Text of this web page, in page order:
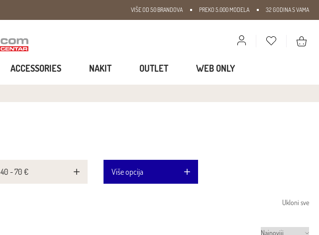
VIŠE OD 50 BRANDOVA PREKO 5.000 MODELA 32 GODINA S VAMA
ACCESSORIES NAKIT OUTLET WEB ONLY
40 - 70 € Više opcija
Ukloni sve